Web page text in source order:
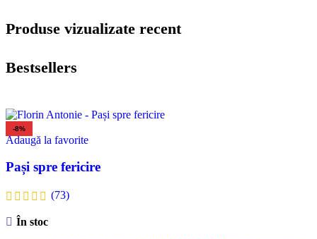
Produse vizualizate recent
Bestsellers
-8%
Adaugă la favorite
Pași spre fericire
(73)
În stoc